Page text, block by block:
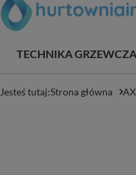
TECHNIKA GRZEWCZA
Jesteś tutaj:Strona główna